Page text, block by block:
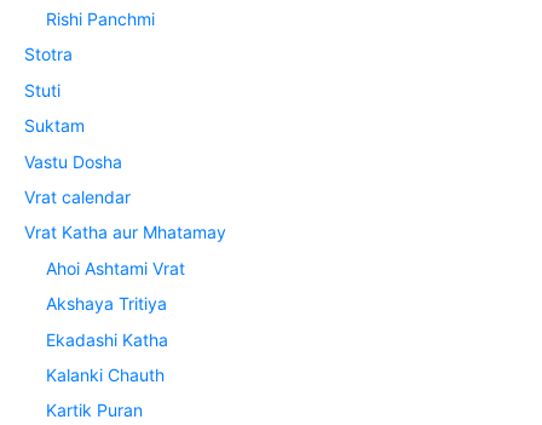
Rishi Panchmi
Stotra
Stuti
Suktam
Vastu Dosha
Vrat calendar
Vrat Katha aur Mhatamay
Ahoi Ashtami Vrat
Akshaya Tritiya
Ekadashi Katha
Kalanki Chauth
Kartik Puran